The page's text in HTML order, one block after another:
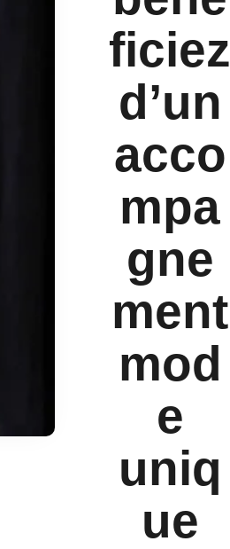
ficiez
d’un
acco
mpa
gne
ment
mod
e
uniq
ue